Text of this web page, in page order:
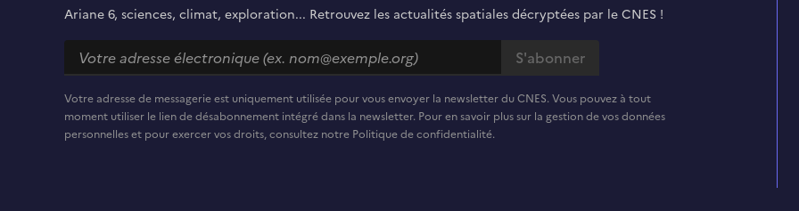
Ariane 6, sciences, climat, exploration... Retrouvez les actualités spatiales décryptées par le CNES !
Votre adresse de messagerie est uniquement utilisée pour vous envoyer la newsletter du CNES. Vous pouvez à tout
moment utiliser le lien de désabonnement intégré dans la newsletter. Pour en savoir plus sur la gestion de vos données
personnelles et pour exercer vos droits, consultez notre Politique de confidentialité.